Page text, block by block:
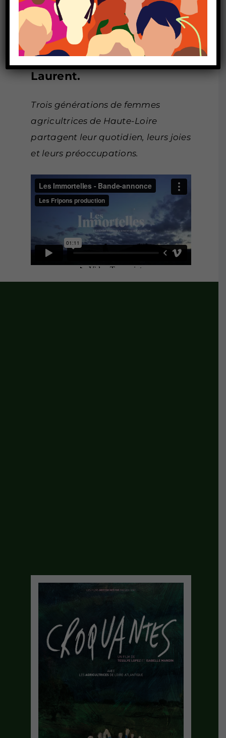
Contact
Documentaire réalisé par
Léa Rossignol et Pierrick
Laurent.
Trois générations de femmes
agricultrices de Haute-Loire
partagent leur quotidien, leurs joies
et leurs préoccupations.